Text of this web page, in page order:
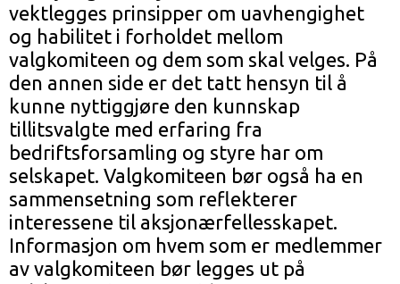
vektlegges prinsipper om uavhengighet
og habilitet i forholdet mellom
valgkomiteen og dem som skal velges. På
den annen side er det tatt hensyn til å
kunne nyttiggjøre den kunnskap
tillitsvalgte med erfaring fra
bedriftsforsamling og styre har om
selskapet. Valgkomiteen bør også ha en
sammensetning som reflekterer
interessene til aksjonærfellesskapet.
Informasjon om hvem som er medlemmer
av valgkomiteen bør legges ut på